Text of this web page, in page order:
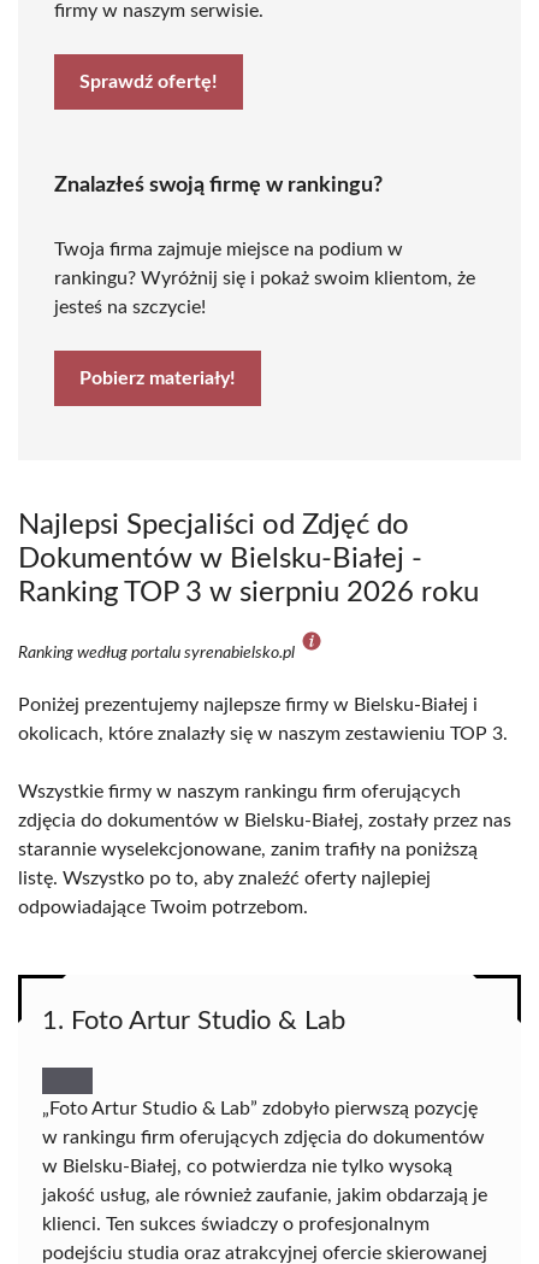
firmy w naszym serwisie.
Sprawdź ofertę!
Znalazłeś swoją firmę w rankingu?
Twoja firma zajmuje miejsce na podium w
rankingu? Wyróżnij się i pokaż swoim klientom, że
jesteś na szczycie!
Pobierz materiały!
Najlepsi Specjaliści od Zdjęć do
Dokumentów w Bielsku-Białej -
Ranking TOP 3 w sierpniu 2026 roku
Ranking według portalu syrenabielsko.pl
Poniżej prezentujemy najlepsze firmy w Bielsku-Białej i
okolicach, które znalazły się w naszym zestawieniu TOP 3.
Wszystkie firmy w naszym rankingu firm oferujących
zdjęcia do dokumentów w Bielsku-Białej, zostały przez nas
starannie wyselekcjonowane, zanim trafiły na poniższą
listę. Wszystko po to, aby znaleźć oferty najlepiej
odpowiadające Twoim potrzebom.
1. Foto Artur Studio & Lab
„Foto Artur Studio & Lab” zdobyło pierwszą pozycję
w rankingu firm oferujących zdjęcia do dokumentów
w Bielsku-Białej, co potwierdza nie tylko wysoką
jakość usług, ale również zaufanie, jakim obdarzają je
klienci. Ten sukces świadczy o profesjonalnym
podejściu studia oraz atrakcyjnej ofercie skierowanej